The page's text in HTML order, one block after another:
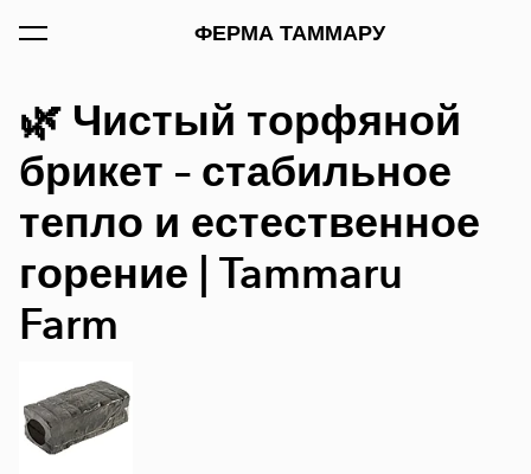
ФЕРМА ТАММАРУ
был добавлен в
Просмотр корзины
🌿 Чистый торфяной
брикет – стабильное
тепло и естественное
горение | Tammaru
Farm